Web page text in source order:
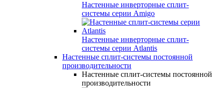
Настенные инверторные сплит-
системы серии Amigo
Настенные инверторные сплит-
системы серии Atlantis
Настенные сплит-системы постоянной
производительности
Настенные сплит-системы постоянной
производительности